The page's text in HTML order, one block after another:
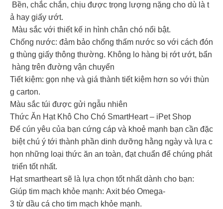
Bền, chắc chắn, chịu được trọng lượng nặng cho dù là t
ả hay giấy ướt.
Màu sắc với thiết kế in hình chân chó nổi bật.
Chống nước: đảm bảo chống thấm nước so với cách đón
g thùng giấy thông thường. Không lo hàng bị rớt ướt, bẩn
hàng trên đường vận chuyển
Tiết kiệm: gọn nhẹ và giá thành tiết kiệm hơn so với thùn
g carton.
Màu sắc túi được gửi ngẫu nhiên
Thức Ăn Hạt Khô Cho Chó SmartHeart – iPet Shop
Để cún yêu của bạn cứng cáp và khoẻ mạnh bạn cần đặc
biệt chú ý tới thành phần dinh dưỡng hằng ngày và lựa c
họn những loại thức ăn an toàn, đạt chuẩn để chúng phát
triển tốt nhất.
Hạt smartheart sẽ là lựa chọn tốt nhất dành cho bạn:
Giúp tim mạch khỏe mạnh: Axit béo Omega-
3 từ dầu cá cho tim mạch khỏe mạnh.